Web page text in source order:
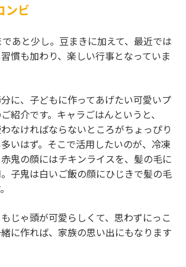
ンビ
あと少し。豆まきに加えて、最近では
慣も加わり、楽しい行事となっていま
に、子どもに作ってあげたい可愛いプ
紹介です。キャラごはんというと、
なければならないところがちょっぴり
いはず。そこで活用したいのが、冷凍
鬼の顔にはチキンライスを、髪の毛に
子鬼は白いご飯の顔にひじきで髪の毛
じゃ頭が可愛らしくて、思わずにっこ
に作れば、家族の思い出にもなります